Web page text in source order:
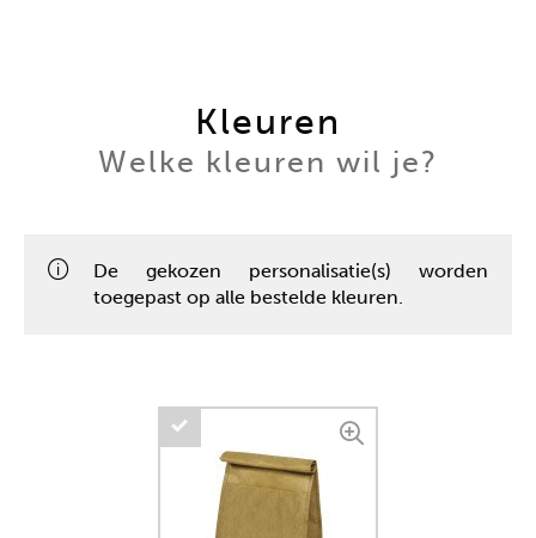
Kleuren
Welke kleuren wil je?
De gekozen personalisatie(s) worden
toegepast op alle bestelde kleuren.